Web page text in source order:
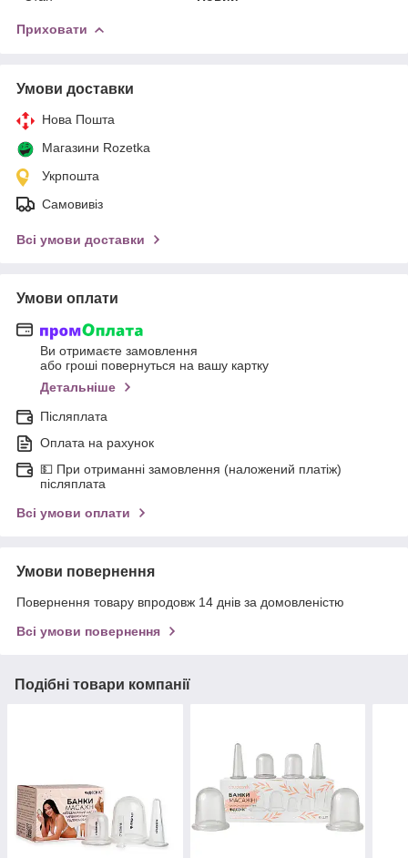
Приховати
Умови доставки
Нова Пошта
Магазини Rozetka
Укрпошта
Самовивіз
Всі умови доставки
Умови оплати
Ви отримаєте замовлення
або гроші повернуться на вашу картку
Детальніше
Післяплата
Оплата на рахунок
💵 При отриманні замовлення (наложений платіж)
післяплата
Всі умови оплати
Умови повернення
Повернення товару впродовж 14 днів за домовленістю
Всі умови повернення
Подібні товари компанії